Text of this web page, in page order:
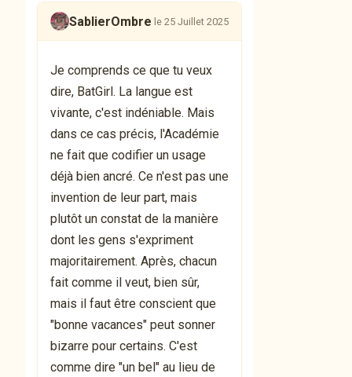
SablierOmbre le 25 Juillet 2025
Je comprends ce que tu veux
dire, BatGirl. La langue est
vivante, c'est indéniable. Mais
dans ce cas précis, l'Académie
ne fait que codifier un usage
déjà bien ancré. Ce n'est pas une
invention de leur part, mais
plutôt un constat de la manière
dont les gens s'expriment
majoritairement. Après, chacun
fait comme il veut, bien sûr,
mais il faut être conscient que
"bonne vacances" peut sonner
bizarre pour certains. C'est
comme dire "un bel" au lieu de